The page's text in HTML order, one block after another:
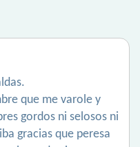
que me varole y
gordos ni selosos ni
gracias que peresa